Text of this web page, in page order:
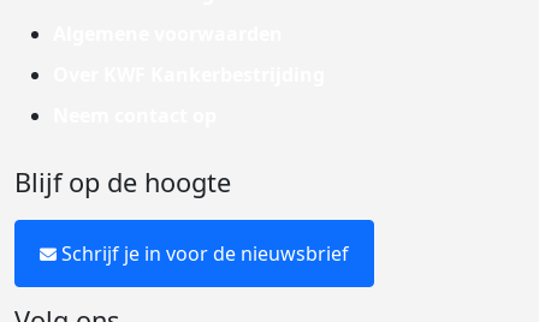
Blijf op de hoogte
Schrijf je in voor de nieuwsbrief